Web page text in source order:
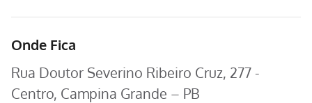
Onde Fica
Rua Doutor Severino Ribeiro Cruz, 277 -
Centro, Campina Grande – PB